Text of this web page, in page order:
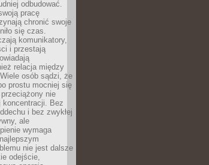
odbudować.
pracę
chronić swoje
się czas.
komunikatory,
i przestają
relacja między
osób sądzi, że
prostu mocniej się
nie
koncentracji. Bez
i bez zwykłej
ale
wymaga
nie jest dalsze
odejście,